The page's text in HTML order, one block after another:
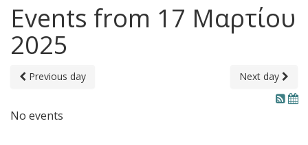
Events from 17 Μαρτίου
2025
Previous day Next day
No events